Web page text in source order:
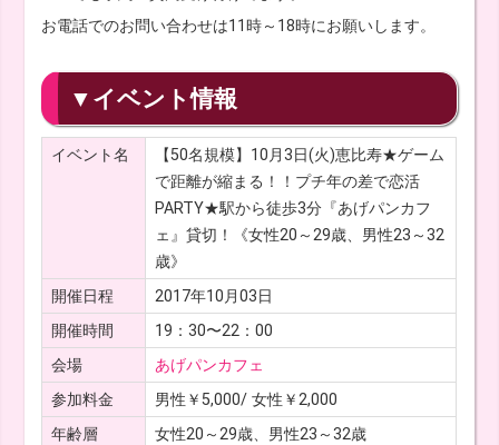
お電話でのお問い合わせは11時～18時にお願いします。
▼イベント情報
イベント名
【50名規模】10月3日(火)恵比寿★ゲーム
で距離が縮まる！！プチ年の差で恋活
PARTY★駅から徒歩3分『あげパンカフ
ェ』貸切！《女性20～29歳、男性23～32
歳》
開催日程
2017年10月03日
開催時間
19：30〜22：00
会場
あげパンカフェ
参加料金
男性￥5,000/ 女性￥2,000
年齢層
女性20～29歳、男性23～32歳